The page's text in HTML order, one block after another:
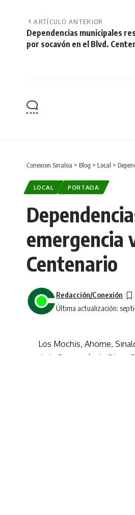
ARTÍCULO ANTERIOR
Dependencias municipales
por socavón en el Blvd.
Conexion Sinaloa > Blog > Local >
LOCAL PORTADA
emergencia
Centenario
Última actualización:
Redacción/Conexión
Los Mochis, Ahome,
de la Secretaría de